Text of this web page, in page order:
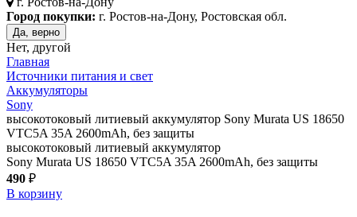
Город покупки: г. Ростов-на-Дону, Ростовская обл.
Да, верно
Нет, другой
Главная
Источники питания и свет
Аккумуляторы
Sony
высокотоковый литиевый аккумулятор Sony Murata US 18650
VTC5A 35A 2600mAh, без защиты
высокотоковый литиевый аккумулятор
Sony Murata US 18650 VTC5A 35A 2600mAh, без защиты
490 ₽
В корзину